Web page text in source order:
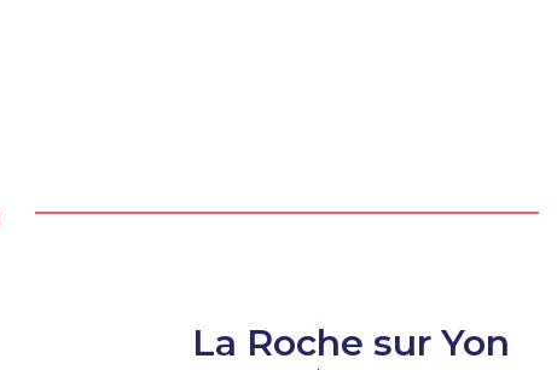
La Roche sur Yon